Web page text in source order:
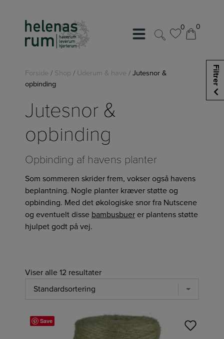
indholdet
0
0 0
0
Forside / Shop/ Uderum & have /Jutesnor &
opbinding
Jutesnor &
opbinding
Opbinding af havens planter
Som sommeren skrider frem, vokser også havens
beplantning. Nogle planter kræver støtte og
opbinding. Med det økologiske snor fra Nutscene
og eventuelt disse bambusbuerer plantens støtte
hjulpet godt på vej.
Viser alle 12 resultater
Save
Filtrer